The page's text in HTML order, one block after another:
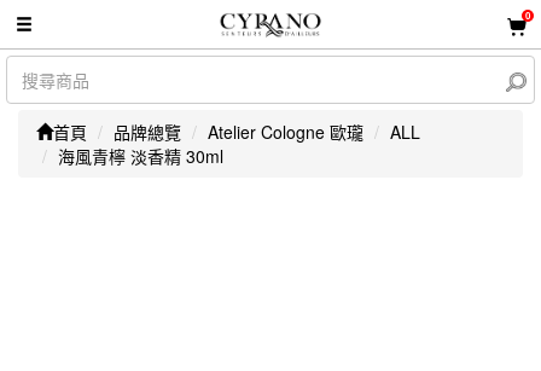
0
首頁 品牌總覽 Atelier Cologne 歐瓏
ALL
海風青檸 淡香精 30ml